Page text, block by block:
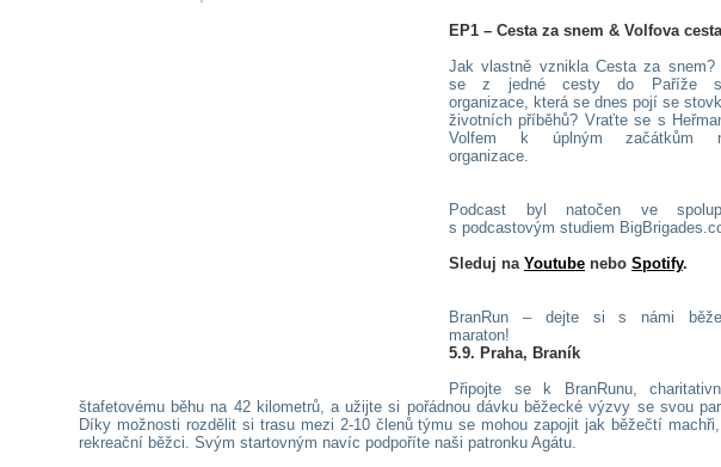
EP1 – Cesta za snem & Volfova cesta
Jak vlastně vznikla Cesta za snem?
se z jedné cesty do Paříže
organizace, která se dnes pojí se
životních příběhů? Vraťte se s
Volfem k úplným začátkům
organizace.
Podcast byl natočen ve
s podcastovým studiem
Sleduj na Youtube nebo Spotify.
BranRun – dejte si s námi
maraton!
5.9. Praha, Braník
Připojte se k BranRunu,
štafetovému běhu na 42 kilometrů, a užijte si pořádnou dávku běžecké výzvy se svou
Díky možnosti rozdělit si trasu mezi 2-10 členů týmu se mohou zapojit jak běžečtí
rekreační běžci. Svým startovným navíc podpoříte naši patronku Agátu.